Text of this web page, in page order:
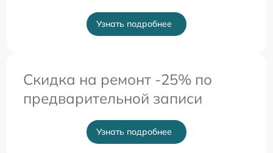
Узнать подробнее
Скидка на ремонт -25% по
предварительной записи
Узнать подробнее